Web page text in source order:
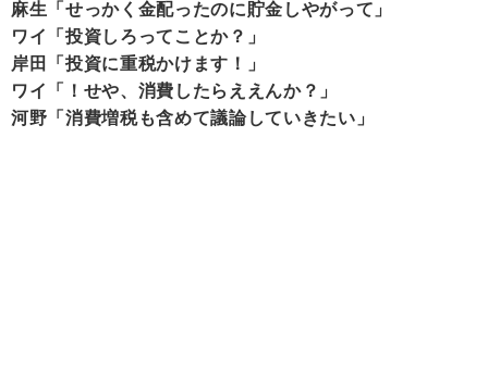
麻生「せっかく金配ったのに貯金しやがって」
ワイ「投資しろってことか？」
岸田「投資に重税かけます！」
ワイ「！せや、消費したらええんか？」
河野「消費増税も含めて議論していきたい」